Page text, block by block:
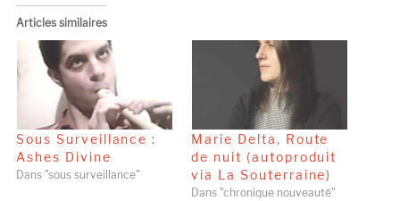
Articles similaires
Sous Surveillance :
Ashes Divine
Dans "sous surveillance"
Marie Delta, Route
de nuit (autoproduit
via La Souterraine)
Dans "chronique nouveauté"